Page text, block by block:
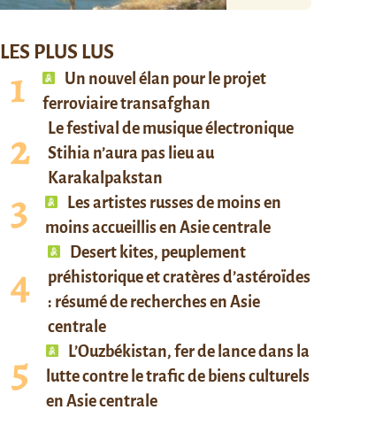
LES PLUS LUS
Un nouvel élan pour le projet
ferroviaire transafghan
Le festival de musique électronique
Stihia n’aura pas lieu au
Karakalpakstan
Les artistes russes de moins en
moins accueillis en Asie centrale
Desert kites, peuplement
préhistorique et cratères d’astéroïdes
: résumé de recherches en Asie
centrale
L’Ouzbékistan, fer de lance dans la
lutte contre le trafic de biens culturels
en Asie centrale